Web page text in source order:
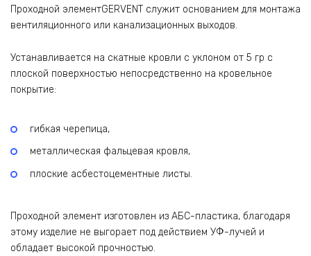
серерб
quantity
Проходной элементGERVENT служит основанием для монтажа
вентиляционного или канализационных выходов.
Устанавливается на скатные кровли с уклоном от 5 гр с
плоской поверхностью непосредственно на кровельное
покрытие:
гибкая черепица,
металлическая фальцевая кровля,
плоские асбестоцементные листы.
Проходной элемент изготовлен из АБС-пластика, благодаря
этому изделие не выгорает под действием УФ-лучей и
обладает высокой прочностью.